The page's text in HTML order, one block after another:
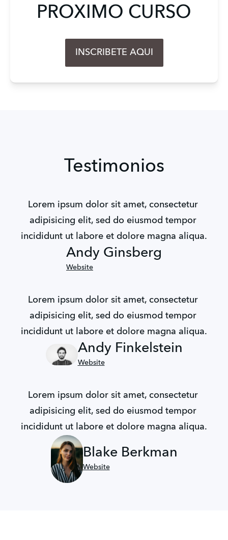
PROXIMO CURSO
INSCRIBETE AQUI
Testimonios
Lorem ipsum dolor sit amet, consectetur
adipisicing elit, sed do eiusmod tempor
incididunt ut labore et dolore magna aliqua.
Andy Ginsberg
Website
Lorem ipsum dolor sit amet, consectetur
adipisicing elit, sed do eiusmod tempor
incididunt ut labore et dolore magna aliqua.
Andy Finkelstein
Website
Lorem ipsum dolor sit amet, consectetur
adipisicing elit, sed do eiusmod tempor
incididunt ut labore et dolore magna aliqua.
Blake Berkman
Website